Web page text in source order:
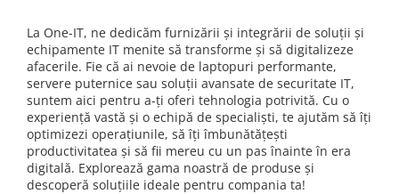
La One-IT, ne dedicăm furnizării și integrării de soluții și
echipamente IT menite să transforme și să digitalizeze
afacerile. Fie că ai nevoie de laptopuri performante,
servere puternice sau soluții avansate de securitate IT,
suntem aici pentru a-ți oferi tehnologia potrivită. Cu o
experiență vastă și o echipă de specialiști, te ajutăm să îți
optimizezi operațiunile, să îți îmbunătățești
productivitatea și să fii mereu cu un pas înainte în era
digitală. Explorează gama noastră de produse și
descoperă soluțiile ideale pentru compania ta!